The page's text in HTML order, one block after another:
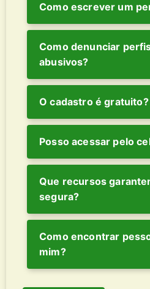
Como escrever um
Como denunciar
abusivos?
O cadastro é gratuito?
Posso acessar pelo
Que recursos
segura?
Como encontrar
mim?